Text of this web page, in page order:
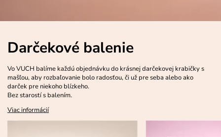
Darčekové balenie
Vo VUCH balíme každú objednávku do krásnej darčekovej krabičky s
mašľou, aby rozbaľovanie bolo radosťou, či už pre seba alebo ako
darček pre niekoho blízkeho.
Bez starostí s balením.
Viac informácií